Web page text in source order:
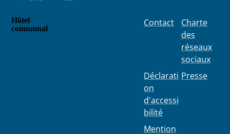
Hôtel
communal
Contact
Déclarati
on
d'accessi
bilité
Mention
Charte
des
réseaux
sociaux
Presse